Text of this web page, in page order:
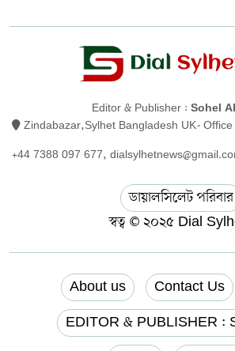
Editor & Publisher : Sohel
Zindabazar,Sylhet Bangladesh UK-
+44 7388 097 677,
ডায়ালসিলেট পরিবার
স্বত্ব © ২০২৫ Dial
About us Contact Us
EDITOR & PUBLISHER